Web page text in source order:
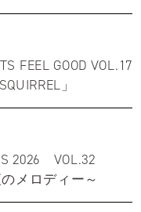
FEEL GOOD VOL.17
」
2026 VOL.32
メロディー～